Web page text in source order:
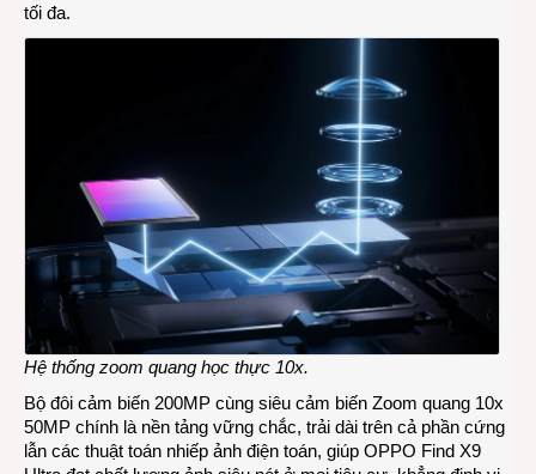
tối đa.
Hệ thống zoom quang học thực 10x.
Bộ đôi cảm biến 200MP cùng siêu cảm biến Zoom quang 10x
50MP chính là nền tảng vững chắc, trải dài trên cả phần cứng
lẫn các thuật toán nhiếp ảnh điện toán, giúp OPPO Find X9